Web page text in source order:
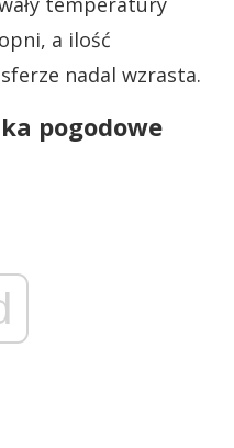
a ilość
nadal wzrasta.
pogodowe